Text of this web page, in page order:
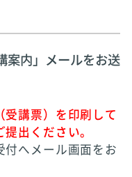
案内」メールをお送
受講票）を印刷して
出ください。
付へメール画面をお